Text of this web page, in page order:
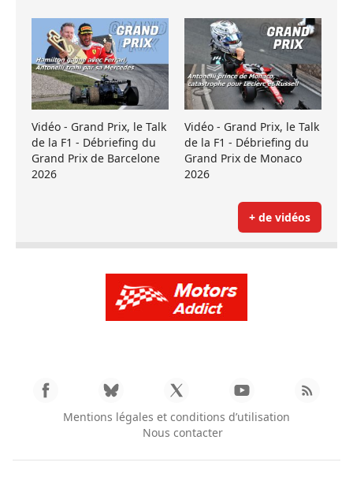
Vidéo - Grand Prix, le Talk
de la F1 - Débriefing du
Grand Prix de Barcelone
2026
Vidéo - Grand Prix, le Talk
de la F1 - Débriefing du
Grand Prix de Monaco
2026
+ de vidéos
Mentions légales et conditions d’utilisation
Nous contacter